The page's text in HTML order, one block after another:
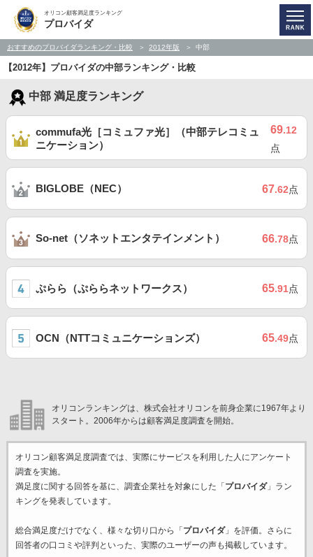
オリコン顧客満足度ランキング
プロバイダ
おすすめのプロバイダランキング・比較 2012年版 中部
【2012年】プロバイダの中部ランキング・比較
中部 満足度ランキング
commufa光［コミュファ光］（中部テレコミュ
ニケーション）
69.12
点
BIGLOBE（NEC） 67.62点
So-net（ソネットエンタテインメント） 66.78点
ぷらら（ぷららネットワークス） 65.91点
OCN（NTTコミュニケーションズ） 65.49点
オリコンランキングは、株式会社オリコンを前身企業に1967年より
スタート。2006年からは顧客満足度調査を開始。
オリコン顧客満足度調査では、実際にサービスを利用した 人にアンケート
調査を実施。
満足度に関する回答を基に、調査企業社を対象にした「 プロバイダ」ラン
キングを発表しています。
総合満足度だけでなく、様々な切り口から「 プロバイダ」を評価。さらに
回答者の口コミや評判といった、実際のユーザーの声も掲載しています。